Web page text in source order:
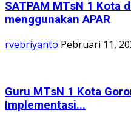
SATPAM MTsN 1 Kota
menggunakan APAR
rvebriyanto Pebruari 11,
Guru MTsN 1 Kota
Implementasi...